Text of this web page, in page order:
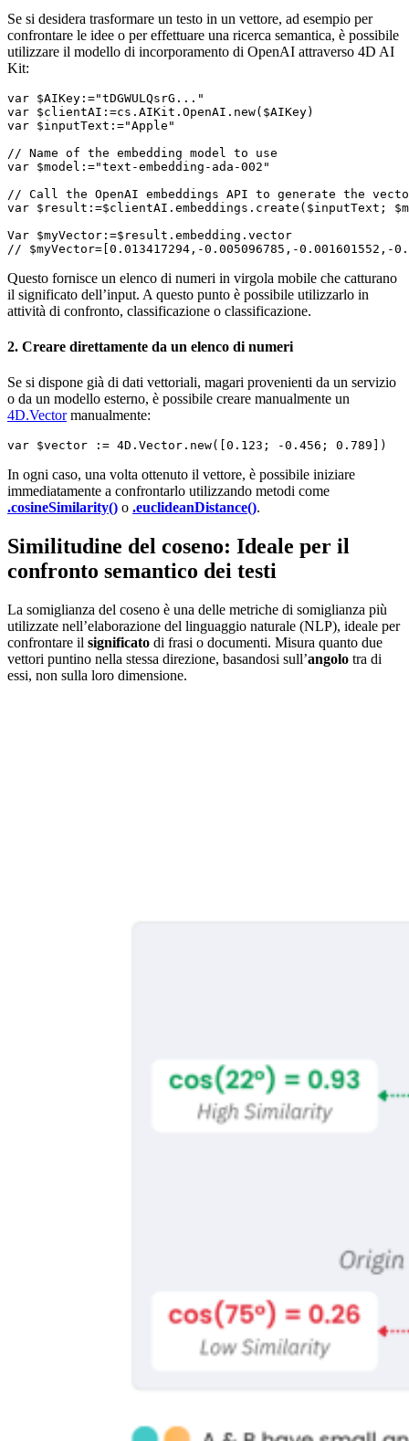
Se si desidera trasformare un testo in un vettore, ad esempio per
confrontare le idee o per effettuare una ricerca semantica, è possibile
utilizzare il modello di incorporamento di OpenAI attraverso 4D AI
Kit:
var $AIKey:="tDGWULQsrG..."
var $clientAI:=cs.AIKit.OpenAI.new($AIKey)
var $inputText:="Apple"
// Name of the embedding model to use
var $model:="text-embedding-ada-002"
// Call the OpenAI embeddings API to generate the
var $result:=$clientAI.embeddings.create($inputText;
Var $myVector:=$result.embedding.vector
// $myVector=[0.013417294,-0.005096785,-0.001601552,-
Questo fornisce un elenco di numeri in virgola mobile che catturano
il significato dell’input. A questo punto è possibile utilizzarlo in
attività di confronto, classificazione o classificazione.
2. Creare direttamente da un elenco di numeri
Se si dispone già di dati vettoriali, magari provenienti da un servizio
o da un modello esterno, è possibile creare manualmente un
4D.Vectormanualmente:
var $vector := 4D.Vector.new([0.123; -0.456; 0.789])
In ogni caso, una volta ottenuto il vettore, è possibile iniziare
immediatamente a confrontarlo utilizzando metodi come
.cosineSimilarity() o .euclideanDistance().
Similitudine del coseno: Ideale per il
confronto semantico dei testi
La somiglianza del coseno è una delle metriche di somiglianza più
utilizzate nell’elaborazione del linguaggio naturale (NLP), ideale per
confrontare il significato di frasi o documenti. Misura quanto due
vettori puntino nella stessa direzione, basandosi sull’angolo tra di
essi, non sulla loro dimensione.